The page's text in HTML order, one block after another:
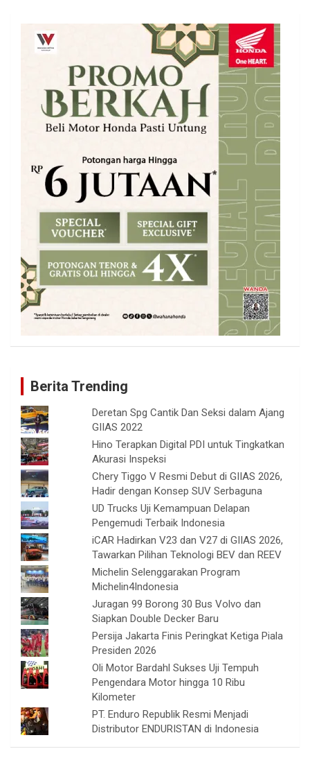
Berita Trending
Deretan Spg Cantik Dan Seksi dalam Ajang
GIIAS 2022
Hino Terapkan Digital PDI untuk Tingkatkan
Akurasi Inspeksi
Chery Tiggo V Resmi Debut di GIIAS 2026,
Hadir dengan Konsep SUV Serbaguna
UD Trucks Uji Kemampuan Delapan
Pengemudi Terbaik Indonesia
iCAR Hadirkan V23 dan V27 di GIIAS 2026,
Tawarkan Pilihan Teknologi BEV dan REEV
Michelin Selenggarakan Program
Michelin4Indonesia
Juragan 99 Borong 30 Bus Volvo dan
Siapkan Double Decker Baru
Persija Jakarta Finis Peringkat Ketiga Piala
Presiden 2026
Oli Motor Bardahl Sukses Uji Tempuh
Pengendara Motor hingga 10 Ribu
Kilometer
PT. Enduro Republik Resmi Menjadi
Distributor ENDURISTAN di Indonesia